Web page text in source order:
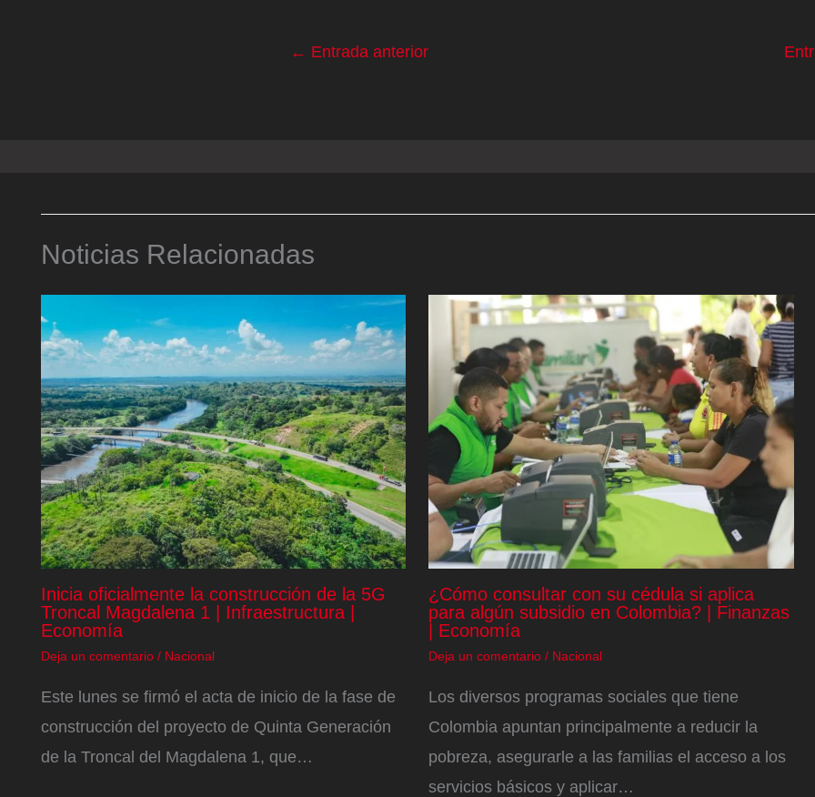
← Entrada anterior
Noticias Relacionadas
Inicia oficialmente la construcción de la 5G
Troncal Magdalena 1 | Infraestructura |
Economía
Deja un comentario / Nacional
Este lunes se firmó el acta de inicio de la fase de
construcción del proyecto de Quinta Generación
de la Troncal del Magdalena 1, que…
¿Cómo consultar con su cédula si aplica
para algún subsidio en Colombia? | Finanzas
| Economía
Deja un comentario / Nacional
Los diversos programas sociales que tiene
Colombia apuntan principalmente a reducir la
pobreza, asegurarle a las familias el acceso a los
servicios básicos y aplicar…